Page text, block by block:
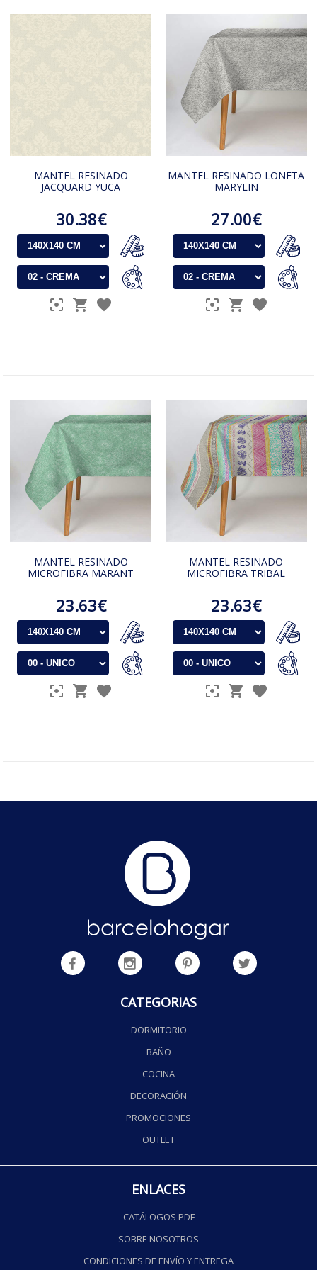
MANTEL RESINADO
JACQUARD YUCA
30.38€
MANTEL RESINADO LONETA
MARYLIN
27.00€
MANTEL RESINADO
MICROFIBRA MARANT
23.63€
MANTEL RESINADO
MICROFIBRA TRIBAL
23.63€
CATEGORIAS
DORMITORIO
BAÑO
COCINA
DECORACIÓN
PROMOCIONES
OUTLET
ENLACES
CATÁLOGOS PDF
SOBRE NOSOTROS
CONDICIONES DE ENVÍO Y ENTREGA